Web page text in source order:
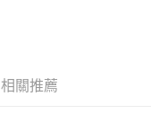
相關推薦